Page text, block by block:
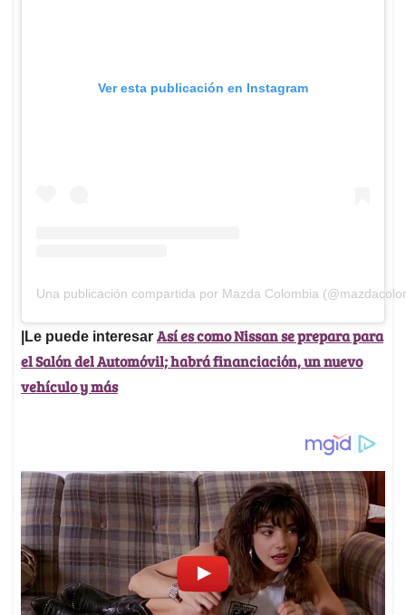
Ver esta publicación en Instagram
Una publicación compartida por Mazda Colombia
|Le puede interesar Así es como Nissan se prepara para
el Salón del Automóvil; habrá financiación, un nuevo
vehículo y más